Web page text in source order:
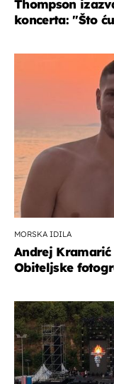
Thompson
koncerta: "Što
MORSKA IDILA
Andrej
Obiteljske